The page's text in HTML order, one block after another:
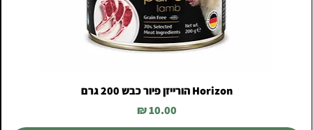
Horizon הורייזן פיור כבש 200 גרם
מחיר